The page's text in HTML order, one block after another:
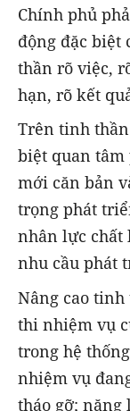
Chính phủ
động đặc biệt
thần rõ việc,
hạn, rõ kết
Trên tinh
biệt quan tâm
mới căn bản
trọng phát
nhân lực chất
nhu cầu phát
Nâng cao
thi nhiệm vụ
trong hệ
nhiệm vụ
tháo gỡ;